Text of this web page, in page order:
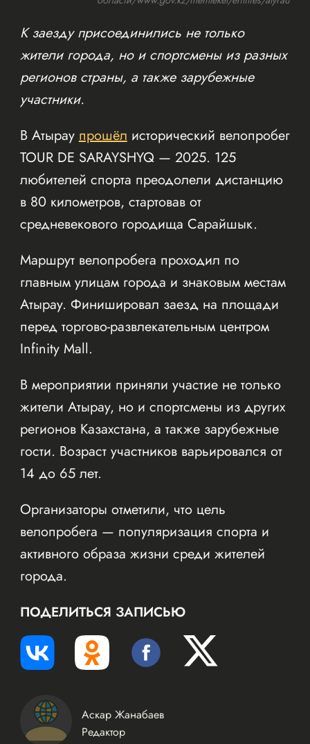
К заезду присоединились не только
жители города, но и спортсмены из разных
регионов страны, а также зарубежные
участники.
В Атыраупрошёлисторический велопробег
TOUR DE SARAYSHYQ — 2025. 125
любителей спорта преодолели дистанцию
в 80 километров, стартовав от
средневекового городища Сарайшык.
Маршрут велопробега проходил по
главным улицам города и знаковым местам
Атырау. Финишировал заезд на площади
перед торгово-развлекательным центром
Infinity Mall.
В мероприятии приняли участие не только
жители Атырау, но и спортсмены из других
регионов Казахстана, а также зарубежные
гости. Возраст участников варьировался от
14 до 65 лет.
Организаторы отметили, что цель
велопробега — популяризация спорта и
активного образа жизни среди жителей
города.
ПОДЕЛИТЬСЯ ЗАПИСЬЮ
Аскар Жанабаев
Редактор